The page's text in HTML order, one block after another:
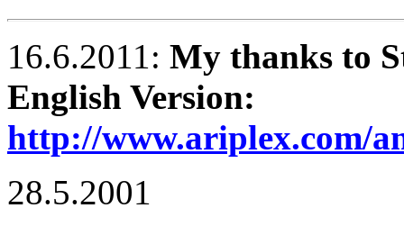
16.6.2011: My thanks to
English Version:
http://www.ariplex.com/
28.5.2001